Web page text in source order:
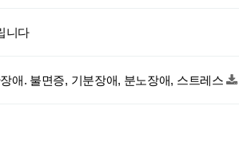
니다
애. 불면증, 기분장애, 분노장애, 스트레스